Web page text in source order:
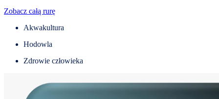
Zobacz całą rurę
Akwakultura
Hodowla
Zdrowie człowieka